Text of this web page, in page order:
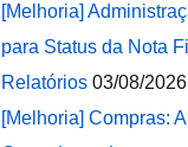
[Melhoria]
para Status da Nota
Relatórios 03/08/2026
[Melhoria] Compras: